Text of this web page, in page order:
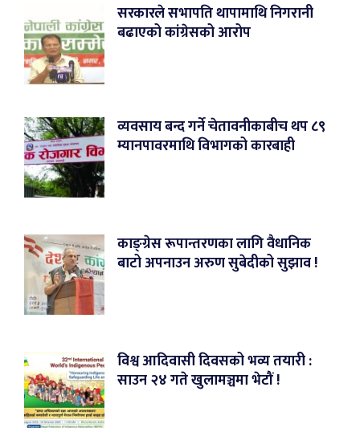
सरकारले सभापति थापामाथि निगरानी
बढाएको कांग्रेसको आरोप
व्यवसाय बन्द गर्ने चेतावनीकाबीच थप ८९
म्यानपावरमाथि विभागको कारबाही
काङ्ग्रेस रूपान्तरणका लागि वैधानिक
बाटो अपनाउन अरुण सुबेदीको सुझाव !
विश्व आदिवासी दिवसको भव्य तयारी :
साउन २४ गते खुलामञ्चमा भेटौं !